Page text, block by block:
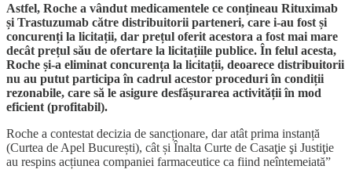
Astfel, Roche a vândut medicamentele ce conțineau Rituximab
și Trastuzumab către distribuitorii parteneri, care i-au fost și
concurenți la licitații, dar prețul oferit acestora a fost mai mare
decât prețul său de ofertare la licitațiile publice. În felul acesta,
Roche și-a eliminat concurența la licitații, deoarece distribuitorii
nu au putut participa în cadrul acestor proceduri în condiții
rezonabile, care să le asigure desfășurarea activității în mod
eficient (profitabil).
Roche a contestat decizia de sancționare, dar atât prima instanță
(Curtea de Apel București), cât și Înalta Curte de Casaţie şi Justiţie
au respins acțiunea companiei farmaceutice ca fiind neîntemeiată”